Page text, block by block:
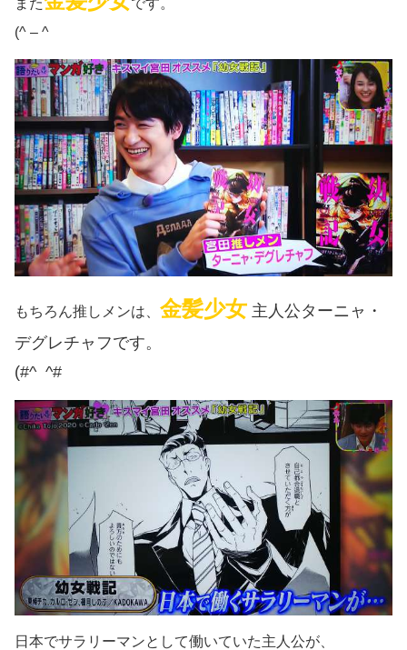
また
です。
(^ – ^
もちろん推しメンは、 金髪少女 主人公ターニャ・
デグレチャフです。
(#^ ^#
日本でサラリーマンとして働いていた主人公が、